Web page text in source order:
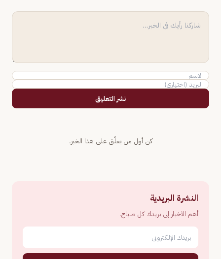
نشر التعليق
كن أول من يعلّق على هذا الخبر.
النشرة البريدية
أهم الأخبار إلى بريدك كل صباح.